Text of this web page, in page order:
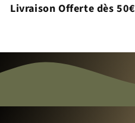
Livraison Offerte dès 50€